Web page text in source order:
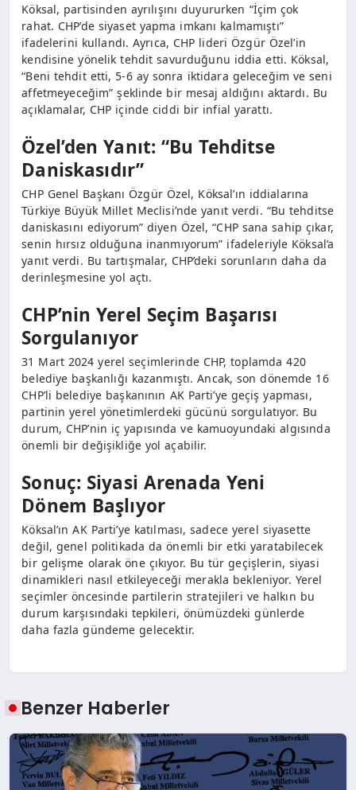
Köksal, partisinden ayrılışını duyururken “İçim çok
rahat. CHP’de siyaset yapma imkanı kalmamıştı”
ifadelerini kullandı. Ayrıca, CHP lideri Özgür Özel’in
kendisine yönelik tehdit savurduğunu iddia etti. Köksal,
“Beni tehdit etti, 5-6 ay sonra iktidara geleceğim ve seni
affetmeyeceğim” şeklinde bir mesaj aldığını aktardı. Bu
açıklamalar, CHP içinde ciddi bir infial yarattı.
Özel’den Yanıt: “Bu Tehditse
Daniskasıdır”
CHP Genel Başkanı Özgür Özel, Köksal’ın iddialarına
Türkiye Büyük Millet Meclisi’nde yanıt verdi. “Bu tehditse
daniskasını ediyorum” diyen Özel, “CHP sana sahip çıkar,
senin hırsız olduğuna inanmıyorum” ifadeleriyle Köksal’a
yanıt verdi. Bu tartışmalar, CHP’deki sorunların daha da
derinleşmesine yol açtı.
CHP’nin Yerel Seçim Başarısı
Sorgulanıyor
31 Mart 2024 yerel seçimlerinde CHP, toplamda 420
belediye başkanlığı kazanmıştı. Ancak, son dönemde 16
CHP’li belediye başkanının AK Parti’ye geçiş yapması,
partinin yerel yönetimlerdeki gücünü sorgulatıyor. Bu
durum, CHP’nin iç yapısında ve kamuoyundaki algısında
önemli bir değişikliğe yol açabilir.
Sonuç: Siyasi Arenada Yeni
Dönem Başlıyor
Köksal’ın AK Parti’ye katılması, sadece yerel siyasette
değil, genel politikada da önemli bir etki yaratabilecek
bir gelişme olarak öne çıkıyor. Bu tür geçişlerin, siyasi
dinamikleri nasıl etkileyeceği merakla bekleniyor. Yerel
seçimler öncesinde partilerin stratejileri ve halkın bu
durum karşısındaki tepkileri, önümüzdeki günlerde
daha fazla gündeme gelecektir.
Benzer Haberler